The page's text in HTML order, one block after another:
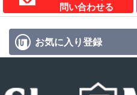
問い合わせる
お気に入り登録